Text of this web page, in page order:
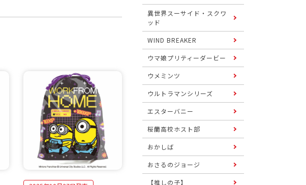
異世界スーサイド・スクワ
ッド
WIND BREAKER
ウマ娘プリティーダービー
ウメミンツ
ウルトラマンシリーズ
エスターバニー
桜蘭高校ホスト部
おかしば
おさるのジョージ
【推しの子】